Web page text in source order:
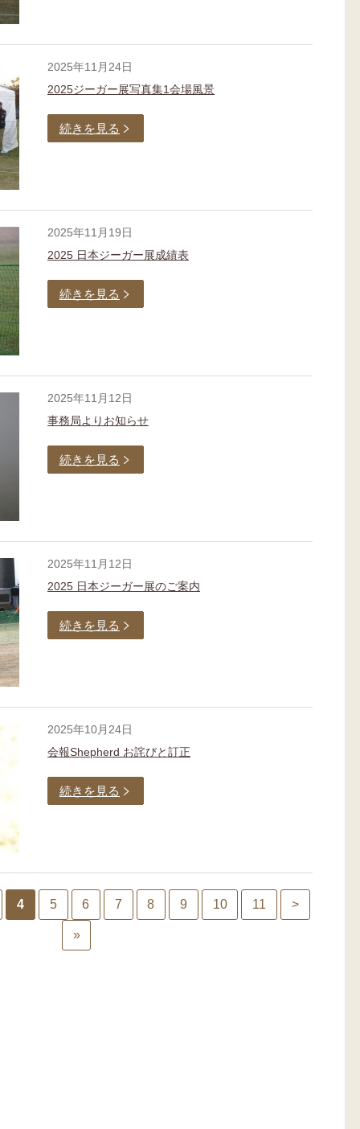
2025年11月24日
2025ジーガー展写真集1会場風景
続きを見る
2025年11月19日
2025 日本ジーガー展成績表
続きを見る
2025年11月12日
事務局よりお知らせ
続きを見る
2025年11月12日
2025 日本ジーガー展のご案内
続きを見る
2025年10月24日
会報Shepherd お詫びと訂正
続きを見る
4 5 6 7 8 9 10 11 >
»